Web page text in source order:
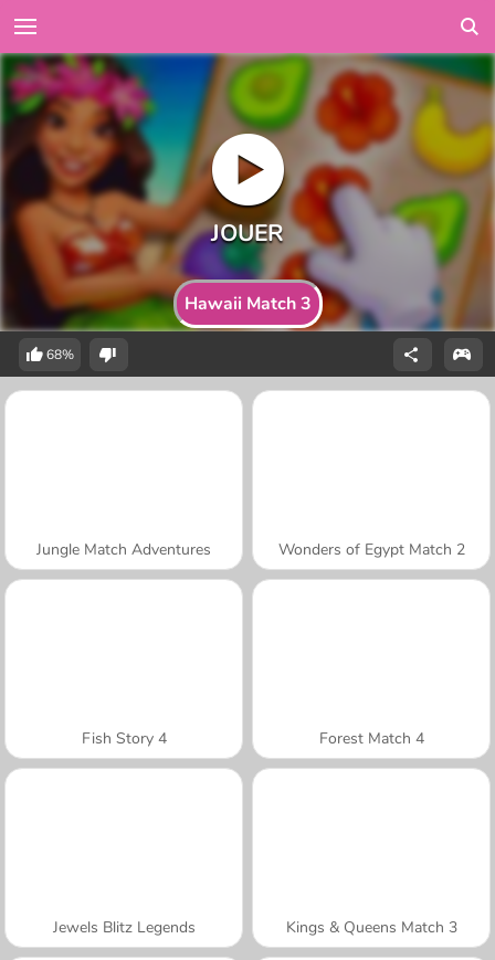
Hawaii Match 3
68%
Jungle Match Adventures Wonders of Egypt Match 2
Fish Story 4 Forest Match 4
Jewels Blitz Legends Kings & Queens Match 3